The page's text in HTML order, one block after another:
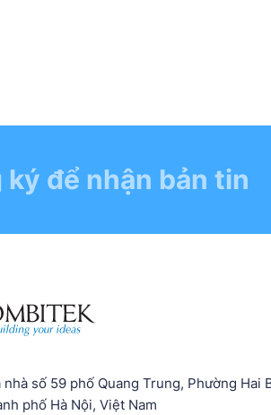
để nhận bản tin
nhà số 59 phố Quang Trung, Phường Hai
phố Hà Nội, Việt Nam